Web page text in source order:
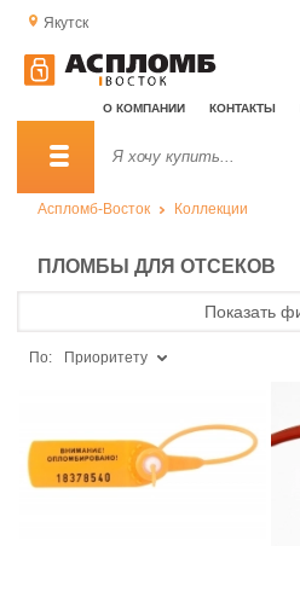
Якутск
О КОМПАНИИ КОНТАКТЫ
Аспломб-Восток Коллекции
ПЛОМБЫ ДЛЯ ОТСЕКОВ
Показать
По: Приоритету